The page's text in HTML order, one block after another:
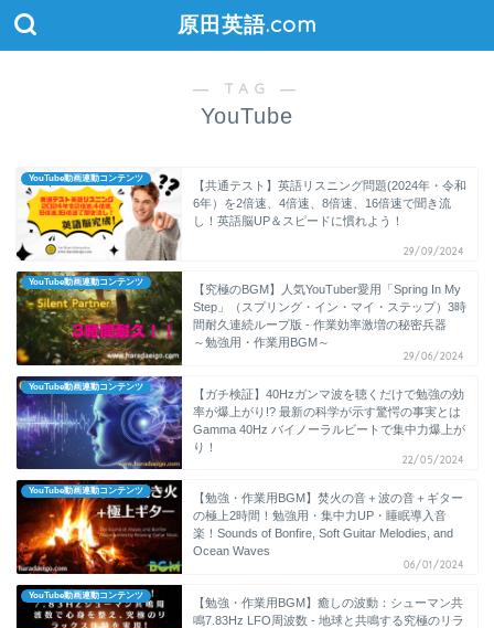
原田英語.com
― TAG ―
YouTube
YouTube動画連動コンテンツ
【共通テスト】英語リスニング問題(2024年・令和
6年）を2倍速、4倍速、8倍速、16倍速で聞き流
し！英語脳UP＆スピードに慣れよう！
29/09/2024
YouTube動画連動コンテンツ
【究極のBGM】人気YouTuber愛用「Spring In My
Step」（スプリング・イン・マイ・ステップ）3時
間耐久連続ループ版 - 作業効率激増の秘密兵器
～勉強用・作業用BGM～
29/06/2024
YouTube動画連動コンテンツ
【ガチ検証】40Hzガンマ波を聴くだけで勉強の効
率が爆上がり!? 最新の科学が示す驚愕の事実とは
Gamma 40Hz バイノーラルビートで集中力爆上が
り！
22/05/2024
YouTube動画連動コンテンツ
【勉強・作業用BGM】焚火の音＋波の音＋ギター
の極上2時間！勉強用・集中力UP・睡眠導入音
楽！Sounds of Bonfire, Soft Guitar Melodies, and
Ocean Waves
06/01/2024
YouTube動画連動コンテンツ
【勉強・作業用BGM】癒しの波動：シューマン共
鳴7.83Hz LFO周波数 - 地球と共鳴する究極のリラ